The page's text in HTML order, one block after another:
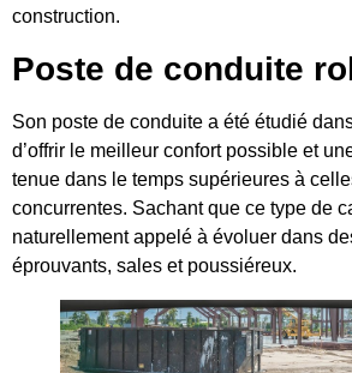
construction.
Poste de conduite
Son poste de conduite a été étudié
d’offrir le meilleur confort possible et
tenue dans le temps supérieures à
concurrentes. Sachant que ce type de
naturellement appelé à évoluer dans
éprouvants, sales et poussiéreux.